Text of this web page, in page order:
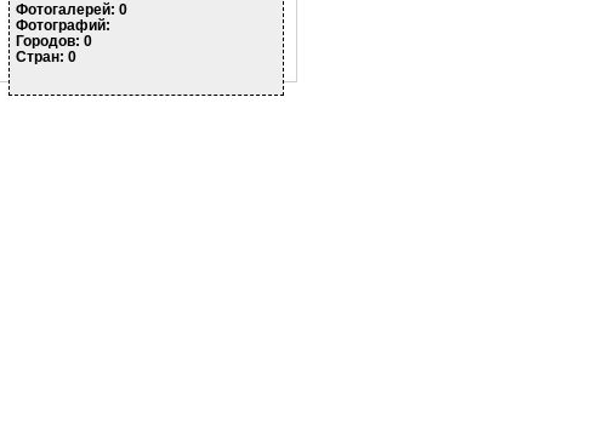
Фотогалерей: 0
Фотографий:
Городов: 0
Стран: 0